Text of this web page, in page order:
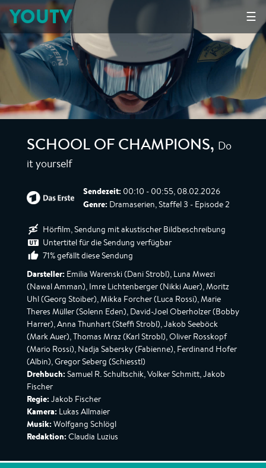
☰
YOUTV
SCHOOL OF CHAMPIONS, Do
it yourself
Sendezeit: 00:10 - 00:55, 08.02.2026
Genre: Dramaserien, Staffel 3 - Episode 2
Hörfilm, Sendung mit akustischer Bildbeschreibung
Untertitel für die Sendung verfügbar
71% gefällt diese Sendung
Darsteller: Emilia Warenski (Dani Strobl), Luna Mwezi
(Nawal Amman), Imre Lichtenberger (Nikki Auer), Moritz
Uhl (Georg Stoiber), Mikka Forcher (Luca Rossi), Marie
Theres Müller (Solenn Eden), David-Joel Oberholzer (Bobby
Harrer), Anna Thunhart (Steffi Strobl), Jakob Seeböck
(Mark Auer), Thomas Mraz (Karl Strobl), Oliver Rosskopf
(Mario Rossi), Nadja Sabersky (Fabienne), Ferdinand Hofer
(Albin), Gregor Seberg (Schiesstl)
Drehbuch: Samuel R. Schultschik, Volker Schmitt, Jakob
Fischer
Regie: Jakob Fischer
Kamera: Lukas Allmaier
Musik: Wolfgang Schlögl
Redaktion: Claudia Luzius